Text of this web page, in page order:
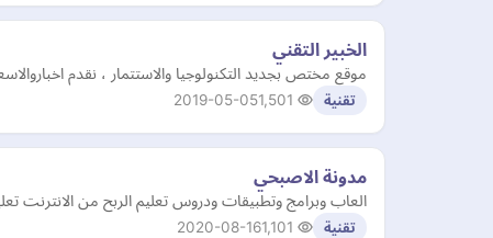
الخبير التقني
موقع مختص بجديد التكنولوجيا والاستتمار ، نقدم
تقنية 2019-05-05
مدونة الاصبحي
العاب وبرامج وتطبيقات ودروس تعليم الربح من الانترنت
تقنية 2020-08-16